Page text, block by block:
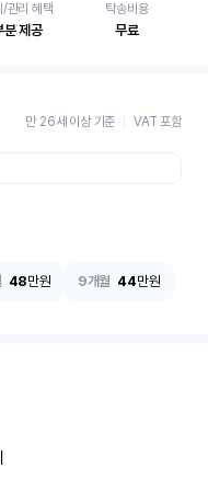
/관리 혜택
분 제공
탁송비용
무료
만 26세 이상 기준 VAT 포함
48만원 9개월 44만원